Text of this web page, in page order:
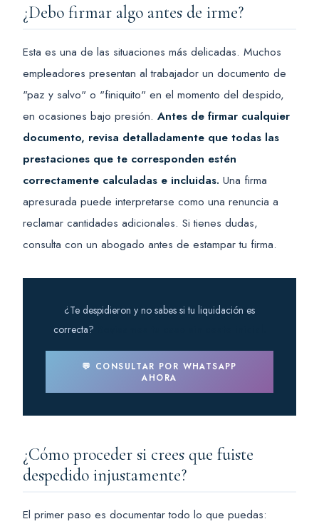
¿Debo firmar algo antes de irme?
Esta es una de las situaciones más delicadas. Muchos
empleadores presentan al trabajador un documento de
"paz y salvo" o "finiquito" en el momento del despido,
en ocasiones bajo presión. Antes de firmar cualquier
documento, revisa detalladamente que todas las
prestaciones que te corresponden estén
correctamente calculadas e incluidas. Una firma
apresurada puede interpretarse como una renuncia a
reclamar cantidades adicionales. Si tienes dudas,
consulta con un abogado antes de estampar tu firma.
¿Te despidieron y no sabes si tu liquidación es
correcta?
💬 CONSULTAR POR WHATSAPP
AHORA
¿Cómo proceder si crees que fuiste
despedido injustamente?
El primer paso es documentar todo lo que puedas: